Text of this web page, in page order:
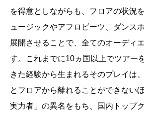
を得意としながらも、フロアの状況
ュージックやアフロビーツ、ダンス
展開させることで、全てのオーディ
す。これまでに10ヵ国以上でツアー
きた経験から生まれるそのプレイは
とフロアから離れることができない
実力者」の異名をもち、国内トップ